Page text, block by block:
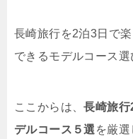
長崎旅行を2泊3日で
できるモデルコース選
ここからは、長崎旅
デルコース５選 を厳選